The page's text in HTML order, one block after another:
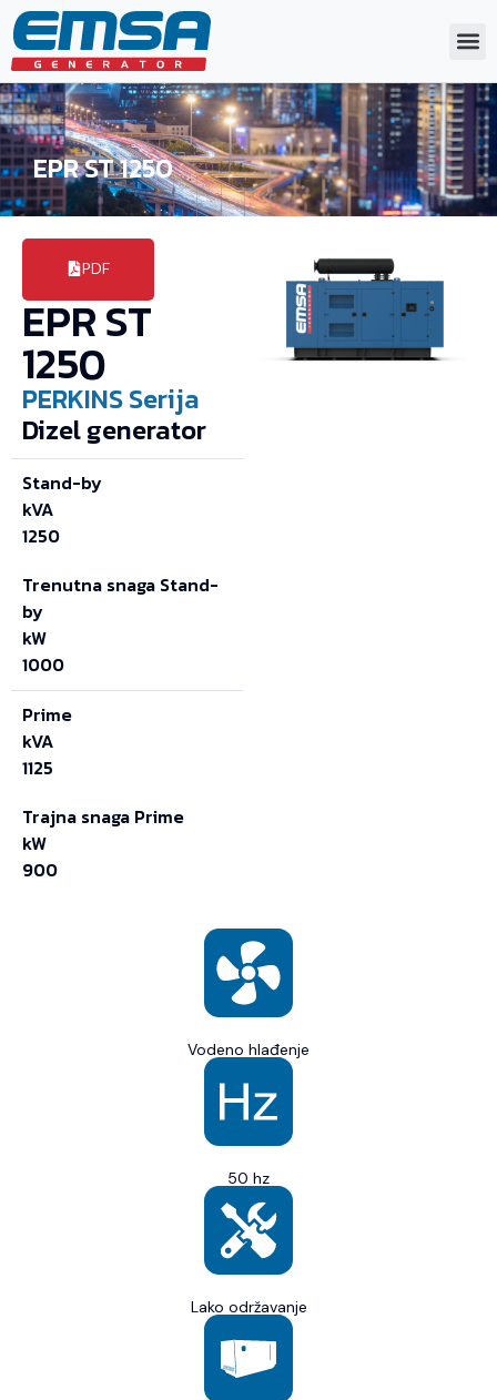
EPR ST 1250
PDF
EPR ST
1250
PERKINSSerija
Dizel generator
Stand-by
kVA
1250
Trenutna snaga Stand-
by
kW
1000
Prime
kVA
1125
Trajna snaga Prime
kW
900
Vodeno hlađenje
50 hz
Lako održavanje